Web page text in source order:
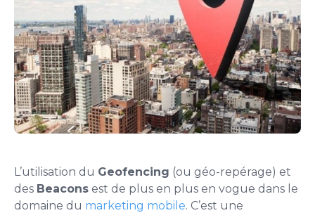
L’utilisation du Geofencing (ou géo-repérage) et
des Beacons est de plus en plus en vogue dans le
domaine du marketing mobile. C’est une